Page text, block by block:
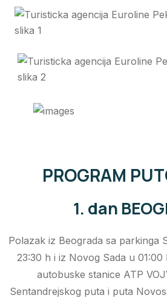
PROGRAM
1. dan
Polazak iz Beograda sa parkinga
23:30 h i iz Novog Sada u
autobuske stanice ATP
Sentandrejskog puta i puta